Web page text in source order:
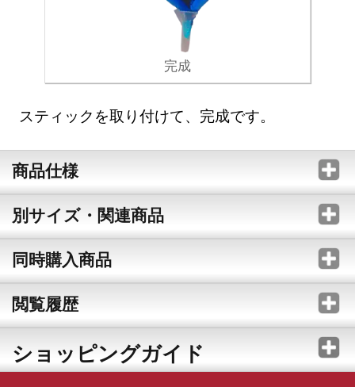
完成
スティックを取り付けて、完成です。
商品仕様
別サイズ・関連商品
同時購入商品
閲覧履歴
ショッピングガイド